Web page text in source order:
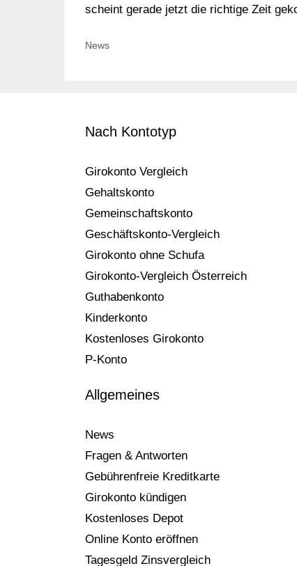
scheint gerade jetzt die richtige Zeit
Kategorien
News
Nach Kontotyp
Girokonto Vergleich
Gehaltskonto
Gemeinschaftskonto
Geschäftskonto-Vergleich
Girokonto ohne Schufa
Girokonto-Vergleich Österreich
Guthabenkonto
Kinderkonto
Kostenloses Girokonto
P-Konto
Allgemeines
News
Fragen & Antworten
Gebührenfreie Kreditkarte
Girokonto kündigen
Kostenloses Depot
Online Konto eröffnen
Tagesgeld Zinsvergleich